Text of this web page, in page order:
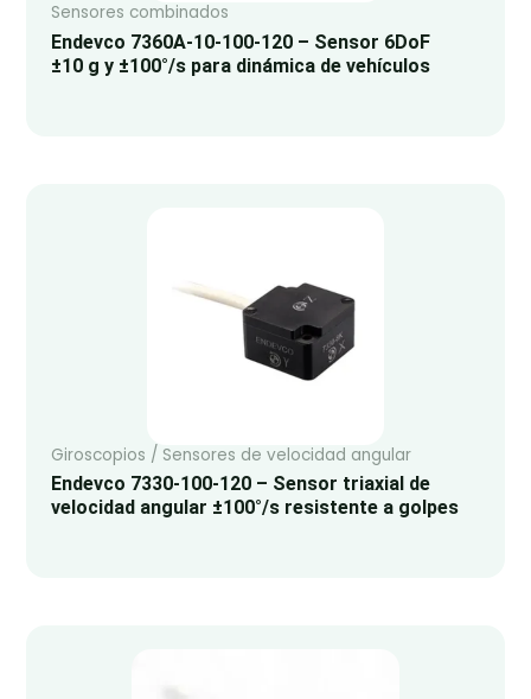
Sensores combinados
Endevco 7360A-10-100-120 – Sensor 6DoF
±10 g y ±100°/s para dinámica de vehículos
Giroscopios / Sensores de velocidad angular
Endevco 7330-100-120 – Sensor triaxial de
velocidad angular ±100°/s resistente a golpes